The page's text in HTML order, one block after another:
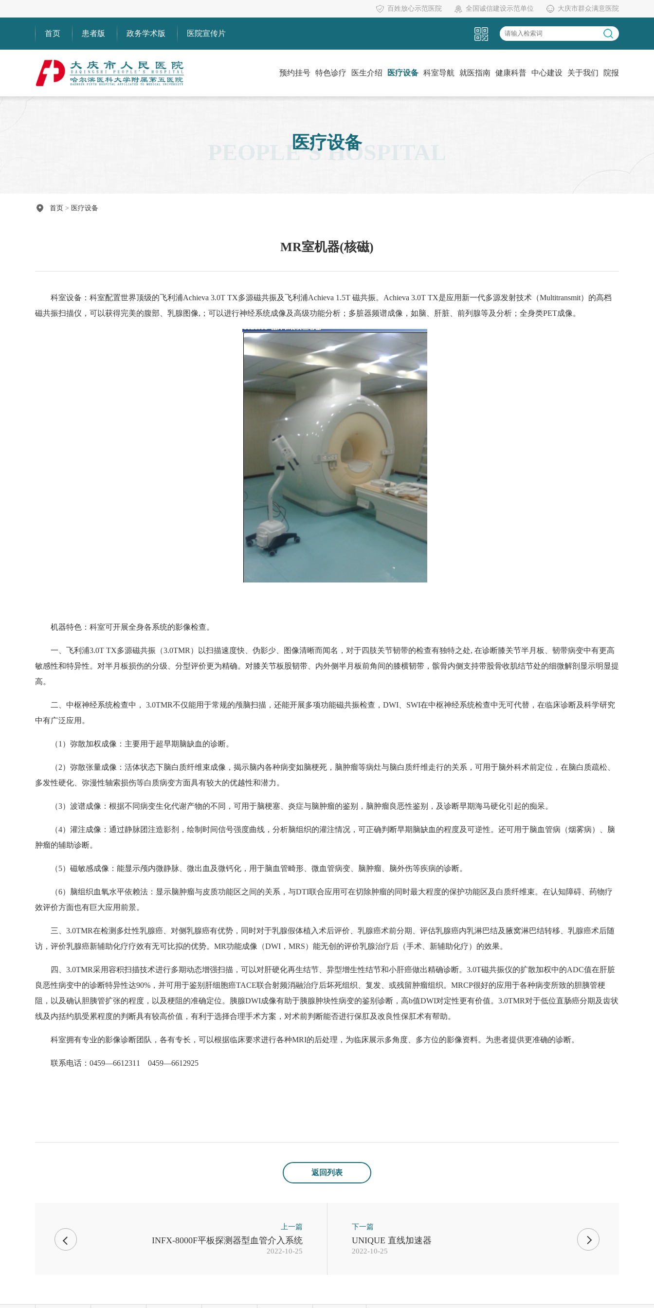
百姓放心示范医院 全国诚信建设示范单位 大庆市群众满意医院
首页 患者版 政务学术版 医院宣传片
预约挂号 特色诊疗 医生介绍 医疗设备 科室导航 就医指南 健康科普 中心建设 关于我们 院报
医疗设备
PEOPLE’S HOSPITAL
首页 > 医疗设备
MR室机器(核磁)
科室设备：科室配置世界顶级的飞利浦Achieva 3.0T TX多源磁共振及飞利浦Achieva 1.5T 磁共振。Achieva 3.0T TX是应用新一代多源发射技术（Multitransmit）的高档
磁共振扫描仪，可以获得完美的腹部、乳腺图像,；可以进行神经系统成像及高级功能分析；多脏器频谱成像，如脑、肝脏、前列腺等及分析；全身类PET成像。
机器特色：科室可开展全身各系统的影像检查。
一、飞利浦3.0T TX多源磁共振（3.0TMR）以扫描速度快、伪影少、图像清晰而闻名，对于四肢关节韧带的检查有独特之处, 在诊断膝关节半月板、韧带病变中有更高
敏感性和特异性。对半月板损伤的分级、分型评价更为精确。对膝关节板股韧带、内外侧半月板前角间的膝横韧带，髌骨内侧支持带股骨收肌结节处的细微解剖显示明显提
高。
二、中枢神经系统检查中， 3.0TMR不仅能用于常规的颅脑扫描，还能开展多项功能磁共振检查，DWI、SWI在中枢神经系统检查中无可代替，在临床诊断及科学研究
中有广泛应用。
（1）弥散加权成像：主要用于超早期脑缺血的诊断。
（2）弥散张量成像：活体状态下脑白质纤维束成像，揭示脑内各种病变如脑梗死，脑肿瘤等病灶与脑白质纤维走行的关系，可用于脑外科术前定位，在脑白质疏松、
多发性硬化、弥漫性轴索损伤等白质病变方面具有较大的优越性和潜力。
（3）波谱成像：根据不同病变生化代谢产物的不同，可用于脑梗塞、炎症与脑肿瘤的鉴别，脑肿瘤良恶性鉴别，及诊断早期海马硬化引起的痴呆。
（4）灌注成像：通过静脉团注造影剂，绘制时间信号强度曲线，分析脑组织的灌注情况，可正确判断早期脑缺血的程度及可逆性。还可用于脑血管病（烟雾病）、脑
肿瘤的辅助诊断。
（5）磁敏感成像：能显示颅内微静脉、微出血及微钙化，用于脑血管畸形、微血管病变、脑肿瘤、脑外伤等疾病的诊断。
（6）脑组织血氧水平依赖法：显示脑肿瘤与皮质功能区之间的关系，与DTI联合应用可在切除肿瘤的同时最大程度的保护功能区及白质纤维束。在认知障碍、药物疗
效评价方面也有巨大应用前景。
三、3.0TMR在检测多灶性乳腺癌、对侧乳腺癌有优势，同时对于乳腺假体植入术后评价、乳腺癌术前分期、评估乳腺癌内乳淋巴结及腋窝淋巴结转移、乳腺癌术后随
访，评价乳腺癌新辅助化疗疗效有无可比拟的优势。MR功能成像（DWI，MRS）能无创的评价乳腺治疗后（手术、新辅助化疗）的效果。
四、3.0TMR采用容积扫描技术进行多期动态增强扫描，可以对肝硬化再生结节、异型增生性结节和小肝癌做出精确诊断。3.0T磁共振仪的扩散加权中的ADC值在肝脏
良恶性病变中的诊断特异性达90%，并可用于鉴别肝细胞癌TACE联合射频消融治疗后坏死组织、复发、或残留肿瘤组织。MRCP很好的应用于各种病变所致的胆胰管梗
阻，以及确认胆胰管扩张的程度，以及梗阻的准确定位。胰腺DWI成像有助于胰腺肿块性病变的鉴别诊断，高b值DWI对定性更有价值。3.0TMR对于低位直肠癌分期及齿状
线及内括约肌受累程度的判断具有较高价值，有利于选择合理手术方案，对术前判断能否进行保肛及改良性保肛术有帮助。
科室拥有专业的影像诊断团队，各有专长，可以根据临床要求进行各种MRI的后处理，为临床展示多角度、多方位的影像资料。为患者提供更准确的诊断。
联系电话：0459—6612311 0459—6612925
返回列表
上一篇
INFX-8000F平板探测器型血管介入系统
2022-10-25
下一篇
UNIQUE 直线加速器
2022-10-25